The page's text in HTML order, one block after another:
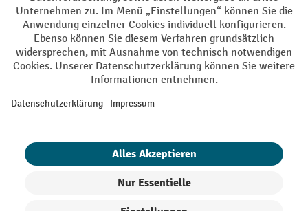
Barrierefreiheit Privacy Settings
Alle Preise exkl. gesetzl. Mehrwertsteuer zzgl.Versandkostenund ggf.
Nachnahmegebühren, wenn nicht anders angegeben.
¹ Der Rabatt gilt so lange der Vorrat reicht. Der Rabatt gilt nicht auf
oder Gutscheinen ist nicht möglich. | ² Der Rabatt wird einmalig bei
eingelöst werden. Die Höhe des Rabatts variiert je nach
Produktkategorie und beträgt bis zu 10 % (10 % auf Lager, Umwelt,
Heben | 7% auf Büro). Ausgenommen sind Elektro-Hubwagen,